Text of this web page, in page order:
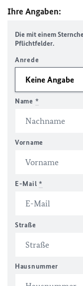
Ihre Angaben:
Die mit einem
Pflichtfelder.
Anrede
Name *
Vorname
E-Mail *
Straße
Hausnummer